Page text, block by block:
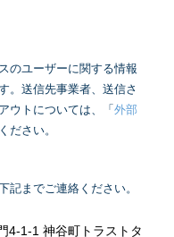
のユーザーに関する情報
。送信先事業者、送信さ
ウトについては、「 外部
ださい。
記までご連絡ください。
4-1-1 神谷町トラストタ